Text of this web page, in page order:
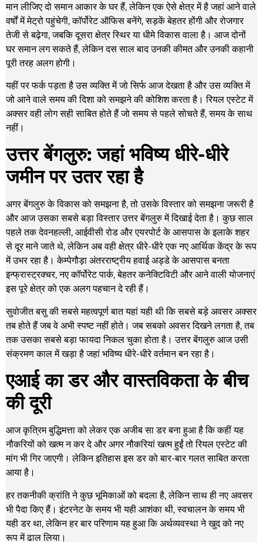
मान लीजिए दो समान आकार के घर हैं, लेकिन एक ऐसे क्षेत्र में है जहां आने वाले
वर्षों में मेट्रो पहुंचेगी, कॉर्पोरेट ऑफिस बनेंगे, सड़कें बेहतर होंगी और रोजगार
तेजी से बढ़ेगा, जबकि दूसरा क्षेत्र स्थिर या धीमे विकास वाला है। आज दोनों
घर समान लग सकते हैं, लेकिन दस साल बाद उनकी कीमत और उनकी कहानी
पूरी तरह अलग होगी।
यहीं पर फर्क पड़ता है उस व्यक्ति में जो सिर्फ आज देखता है और उस व्यक्ति में
जो आने वाले समय की दिशा को समझने की कोशिश करता है। रियल एस्टेट में
अक्सर वही लोग सही साबित होते हैं जो समय से पहले सोचते हैं, समय के साथ
नहीं।
उत्तर बेंगलुरु: जहां भविष्य धीरे-धीरे
जमीन पर उतर रहा है
अगर बेंगलुरु के विकास को समझना है, तो उसके विस्तार को समझना जरूरी है
और आज उसका सबसे बड़ा विस्तार उत्तर बेंगलुरु में दिखाई देता है। कुछ साल
पहले तक देवनहल्ली, आईवीसी रोड और एयरपोर्ट के आसपास के इलाके शहर
से दूर माने जाते थे, लेकिन अब वही क्षेत्र धीरे-धीरे एक नए आर्थिक केंद्र के रूप
में उभर रहा है। केम्पेगौड़ा अंतरराष्ट्रीय हवाई अड्डे के आसपास बनता
इन्फ्रास्ट्रक्चर, नए कॉर्पोरेट पार्क, बेहतर कनेक्टिविटी और आने वाली योजनाएं
इस पूरे क्षेत्र को एक अलग पहचान दे रही हैं।
सुवोजीत बसु की सबसे महत्वपूर्ण बात यहां यही थी कि सबसे बड़े अवसर अक्सर
तब होते हैं जब वे अभी स्पष्ट नहीं होते। जब सबको अवसर दिखने लगता है, तब
तक उसका सबसे बड़ा फायदा निकल चुका होता है। उत्तर बेंगलुरु आज उसी
संक्रमण काल में खड़ा है जहां भविष्य धीरे-धीरे वर्तमान बन रहा है।
एआई का डर और वास्तविकता के बीच
की दूरी
आज कृत्रिम बुद्धिमत्ता को लेकर एक अजीब सा डर बना हुआ है कि कहीं यह
नौकरियों को खत्म न कर दे और अगर नौकरियां खत्म हुईं तो रियल एस्टेट की
मांग भी गिर जाएगी। लेकिन इतिहास इस डर को बार-बार गलत साबित करता
आया है।
हर तकनीकी क्रांति ने कुछ भूमिकाओं को बदला है, लेकिन साथ ही नए अवसर
भी पैदा किए हैं। इंटरनेट के समय भी यही आशंका थी, स्वचालन के समय भी
यही डर था, लेकिन हर बार परिणाम यह हुआ कि अर्थव्यवस्था ने खुद को नए
रूप में ढाल लिया।